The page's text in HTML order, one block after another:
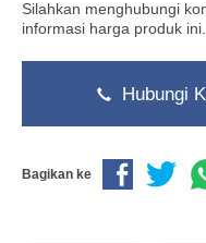
Silahkan menghubungi
informasi harga produk ini.
Hubungi
Bagikan ke